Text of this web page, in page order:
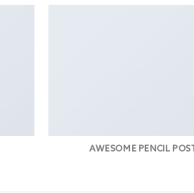
AWESOME PENCIL